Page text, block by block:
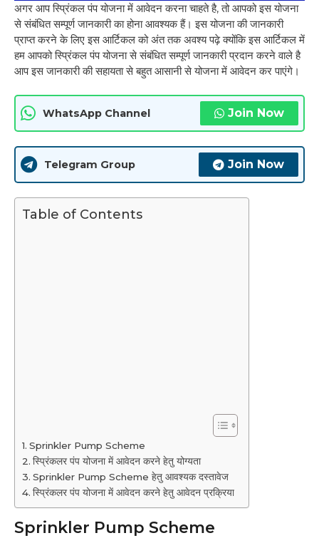
अगर आप स्प्रिंकल पंप योजना में आवेदन करना चाहते है, तो आपको इस योजना
से संबंधित सम्पूर्ण जानकारी का होना आवश्यक हैं। इस योजना की जानकारी
प्राप्त करने के लिए इस आर्टिकल को अंत तक अवश्य पढ़े क्योंकि इस आर्टिकल में
हम आपको स्प्रिंकल पंप योजना से संबंधित सम्पूर्ण जानकारी प्रदान करने वाले है
आप इस जानकारी की सहायता से बहुत आसानी से योजना में आवेदन कर पाएंगे।
WhatsApp Channel Join Now
Telegram Group Join Now
Table of Contents
Sprinkler Pump Scheme
स्प्रिंकलर पंप योजना में आवेदन करने हेतु योग्यता
Sprinkler Pump Scheme हेतु आवश्यक दस्तावेज
स्प्रिंकलर पंप योजना में आवेदन करने हेतु आवेदन प्रक्रिया
Sprinkler Pump Scheme